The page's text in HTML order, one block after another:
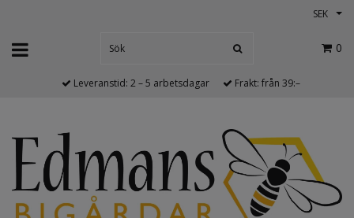
SEK
0
Leveranstid: 2 – 5 arbetsdagar Frakt: från 39:–